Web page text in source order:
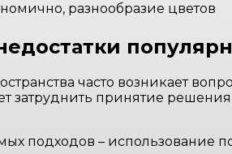
разнообразие цветов
часто возникает
затруднить принятие
подходов – использование